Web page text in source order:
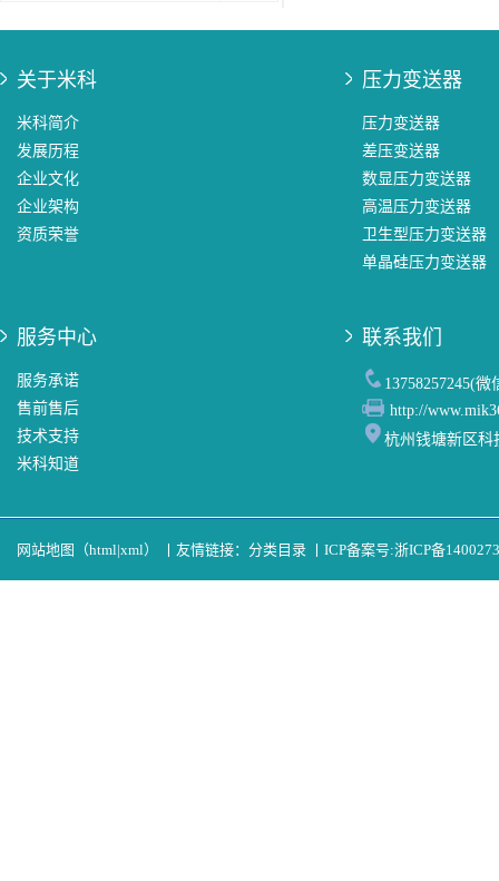
关于米科
米科简介
发展历程
企业文化
企业架构
资质荣誉
压力变送器
压力变送器
差压变送器
数显压力变送器
高温压力变送器
卫生型压力变送器
单晶硅压力变送器
服务中心
服务承诺
售前售后
技术支持
米科知道
联系我们
13758257245(微
http://
杭州钱塘新区科
网站地图（html|xml） 友情链接： 分类目录 ICP备案号:浙ICP备